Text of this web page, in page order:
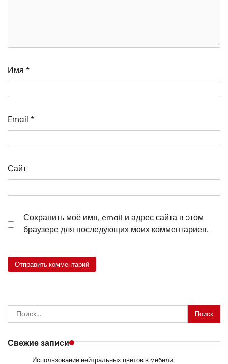
Имя *
Email *
Сайт
Сохранить моё имя, email и адрес сайта в этом
браузере для последующих моих комментариев.
Найти:
Свежие записи
Использование нейтральных цветов в мебели: